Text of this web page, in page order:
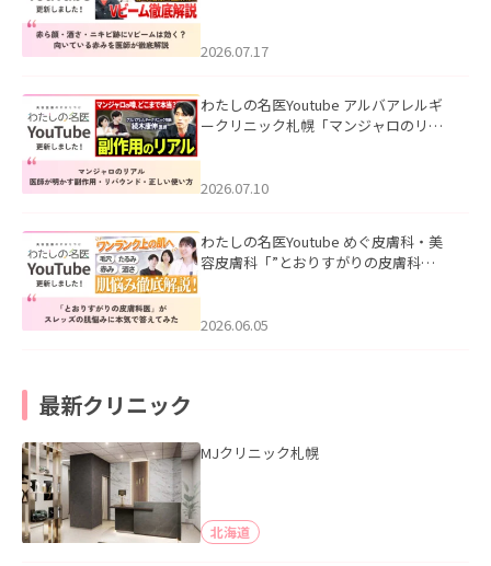
した。
2026.07.17
わたしの名医Youtube アルバアレルギ
ークリニック札幌「マンジャロのリア
た。
2026.07.10
わたしの名医Youtube めぐ皮膚科・美
容皮膚科「”とおりすがりの皮膚科
2026.06.05
最新クリニック
MJクリニック札幌
北海道